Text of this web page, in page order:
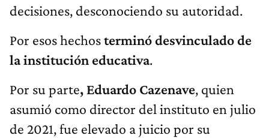
decisiones, desconociendo su autoridad.
Por esos hechosterminó desvinculado de
la institución educativa.
Por su parte, Eduardo Cazenave, quien
asumió como director del instituto en julio
de 2021, fue elevado a juicio por su